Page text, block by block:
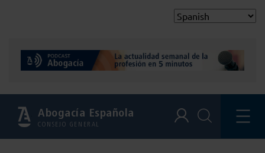
Abogacía Española
CONSEJO GENERAL